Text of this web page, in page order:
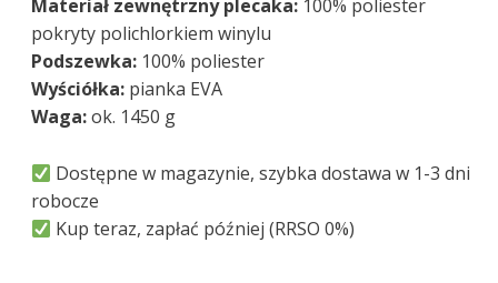
Materiał zewnętrzny plecaka: 100% poliester
pokryty polichlorkiem winylu
Podszewka: 100% poliester
Wyściółka: pianka EVA
Waga:ok. 1450 g
Dostępne w magazynie, szybka dostawa w 1-3 dni
robocze
Kup teraz, zapłać później (RRSO 0%)